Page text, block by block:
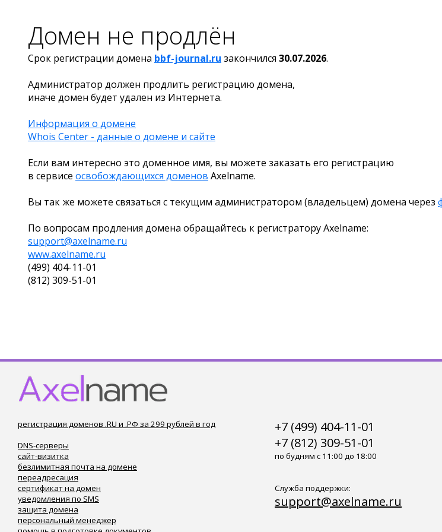
Домен не продлён
Срок регистрации домена bbf-journal.ru закончился 30.07.2026.
Администратор должен продлить регистрацию домена,
иначе домен будет удален из Интернета.
Информация о домене
Whois Center - данные о домене и сайте
Если вам интересно это доменное имя, вы можете заказать его регистрацию
в сервисе освобождающихся доменов Axelname.
Вы так же можете связаться с текущим администратором (владельцем) домена через
По вопросам продления домена обращайтесь к регистратору Axelname:
support@axelname.ru
www.axelname.ru
(499) 404-11-01
(812) 309-51-01
регистрация доменов .RU и .РФ за 299 рублей в год
DNS-серверы
сайт-визитка
безлимитная почта на домене
переадресация
сертификат на домен
уведомления по SMS
защита домена
персональный менеджер
+7 (499) 404-11-01
+7 (812) 309-51-01
по будням с 11:00 до 18:00
Служба поддержки:
support@axelname.ru